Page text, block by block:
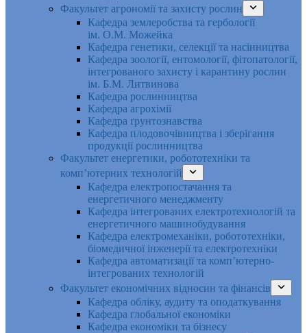
Факультет агрономії та захисту рослин
Кафедра землеробства та гербології
ім. О.М. Можейка
Кафедра генетики, селекції та насінництва
Кафедра зоології, ентомології, фітопатології,
інтегрованого захисту і карантину рослин
ім. Б.М. Литвинова
Кафедра рослинництва
Кафедра агрохімії
Кафедра ґрунтознавства
Кафедра плодовочівництва і зберігання
продукції рослинництва
Факультет енергетики, робототехніки та
комп’ютерних технологій
Кафедра електропостачання та
енергетичного менеджменту
Кафедра інтегрованих електротехнологій та
енергетичного машинобудування
Кафедра електромеханіки, робототехніки,
біомедичної інженерії та електротехніки
Кафедра автоматизації та комп’ютерно-
інтегрованих технологій
Факультет економічних відносин та фінансів
Кафедра обліку, аудиту та оподаткування
Кафедра глобальної економіки
Кафедра економіки та бізнесу